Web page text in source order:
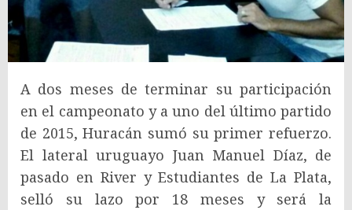
A dos meses de terminar su participación
en el campeonato y a uno del último partido
de 2015, Huracán sumó su primer refuerzo.
El lateral uruguayo Juan Manuel Díaz, de
pasado en River y Estudiantes de La Plata,
selló su lazo por 18 meses y será la